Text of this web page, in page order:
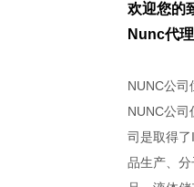
欢迎您
Nunc代
NUNC公
NUNC公
司是取得
品生产、